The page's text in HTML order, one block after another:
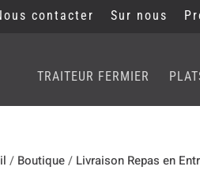
contacter Sur nous
TRAITEUR FERMIER
/ Boutique/ Livraison Repas en